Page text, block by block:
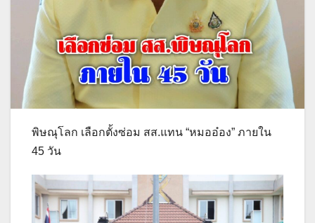
พิษณุโลก เลือกตั้งซ่อม สส.แทน “หมออ๋อง” ภายใน
45 วัน